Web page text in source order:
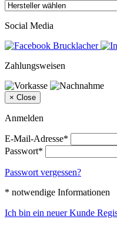
Social Media
Zahlungsweisen
× Close
Anmelden
E-Mail-Adresse*
Passwort*
Passwort vergessen?
* notwendige Informationen
Ich bin ein neuer Kunde